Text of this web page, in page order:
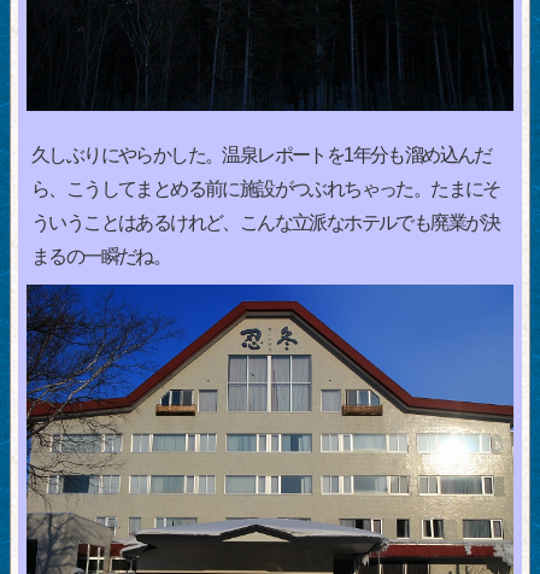
久しぶりにやらかした。温泉レポートを1年分も溜め込んだ
ら、こうしてまとめる前に施設がつぶれちゃった。たまにそ
ういうことはあるけれど、こんな立派なホテルでも廃業が決
まるの一瞬だね。